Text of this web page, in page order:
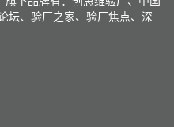
坛、验厂之家、验厂焦点、深